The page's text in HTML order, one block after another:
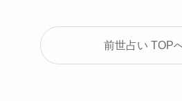
前世占い TOP